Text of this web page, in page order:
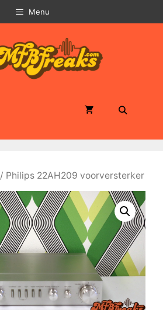
Menu
/ Philips 22AH209 voorversterker